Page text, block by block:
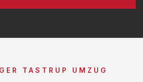
TASTRUP UMZUG